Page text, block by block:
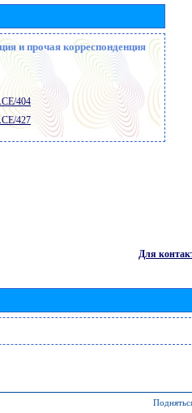
и прочая корреспонденция
404
427
Для